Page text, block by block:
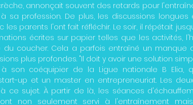
annonçait souvent des retards pour
sa profession. De plus, les discussions longues
les parents l'ont fait réfléchir. Le soir, il répétait
écrites sur papier telles que les activités,
du coucher. Cela a parfois entraîné un manque
plus profondes. "Il doit y avoir une solution
son coéquipier de la Ligue nationale B Elia,
up et un master en entrepreneuriat. Les
ce sujet. À partir de là, les séances
non seulement servi à l'entraînement